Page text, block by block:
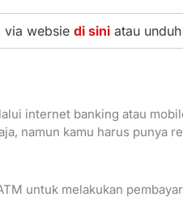
via websie di sini atau
internet banking atau
namun kamu harus punya
untuk melakukan